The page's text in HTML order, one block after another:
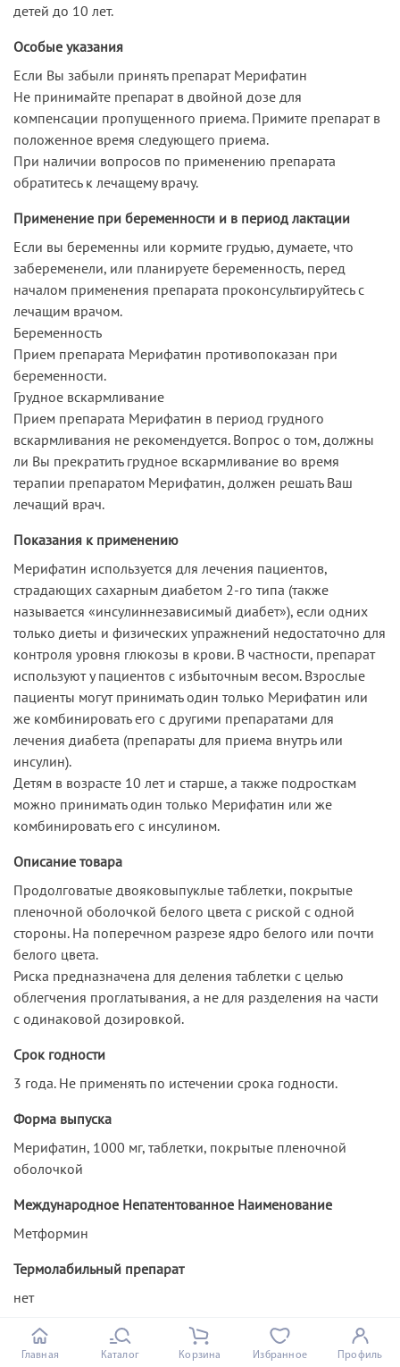
детей до 10 лет.
Особые указания
Если Вы забыли принять препарат Мерифатин
Не принимайте препарат в двойной дозе для
компенсации пропущенного приема. Примите препарат в
положенное время следующего приема.
При наличии вопросов по применению препарата
обратитесь к лечащему врачу.
Применение при беременности и в период лактации
Если вы беременны или кормите грудью, думаете, что
забеременели, или планируете беременность, перед
началом применения препарата проконсультируйтесь с
лечащим врачом.
Беременность
Прием препарата Мерифатин противопоказан при
беременности.
Грудное вскармливание
Прием препарата Мерифатин в период грудного
вскармливания не рекомендуется. Вопрос о том, должны
ли Вы прекратить грудное вскармливание во время
терапии препаратом Мерифатин, должен решать Ваш
лечащий врач.
Показания к применению
Мерифатин используется для лечения пациентов,
страдающих сахарным диабетом 2-го типа (также
называется «инсулиннезависимый диабет»), если одних
только диеты и физических упражнений недостаточно для
контроля уровня глюкозы в крови. В частности, препарат
используют у пациентов с избыточным весом. Взрослые
пациенты могут принимать один только Мерифатин или
же комбинировать его с другими препаратами для
лечения диабета (препараты для приема внутрь или
инсулин).
Детям в возрасте 10 лет и старше, а также подросткам
можно принимать один только Мерифатин или же
комбинировать его с инсулином.
Описание товара
Продолговатые двояковыпуклые таблетки, покрытые
пленочной оболочкой белого цвета с риской с одной
стороны. На поперечном разрезе ядро белого или почти
белого цвета.
Риска предназначена для деления таблетки с целью
облегчения проглатывания, а не для разделения на части
с одинаковой дозировкой.
Срок годности
3 года. Не применять по истечении срока годности.
Форма выпуска
Мерифатин, 1000 мг, таблетки, покрытые пленочной
оболочкой
Международное Непатентованное Наименование
Метформин
Термолабильный препарат
нет
Сплит
Нет
Главная Каталог Корзина Избранное Профиль